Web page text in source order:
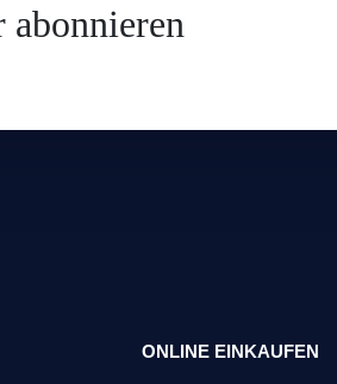
abonnieren
ONLINE EINKAUFEN